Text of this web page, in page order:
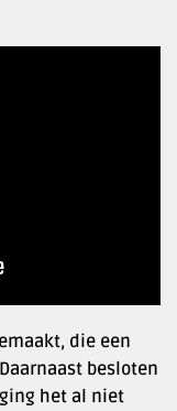
die een
besloten
het al niet